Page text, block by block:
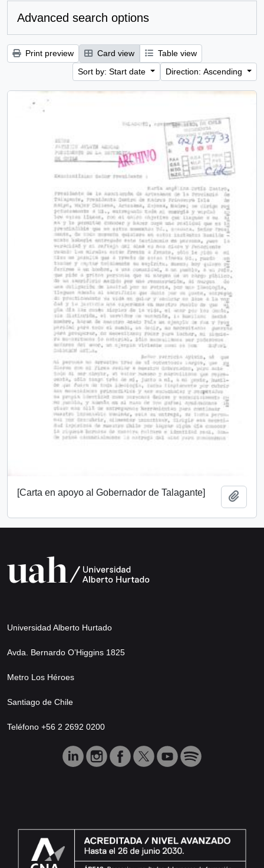
Advanced search options
Print preview Card view
Table view
Sort by: Start date
Direction: Ascending
[Carta en apoyo al Gobernador de Talagante]
Universidad Alberto Hurtado
Avda. Bernardo O’Higgins 1825
Metro Los Héroes
Santiago de Chile
Teléfono +56 2 2692 0200